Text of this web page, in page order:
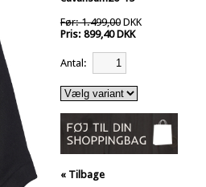
Før: 1.499,00DKK
Pris: 899,40 DKK
Antal:
« Tilbage